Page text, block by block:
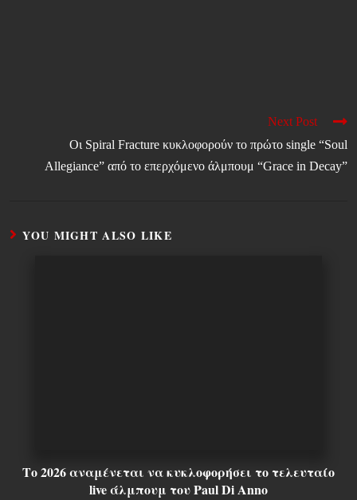
Next Post
Οι Spiral Fracture κυκλοφορούν το πρώτο single “Soul
Allegiance” από το επερχόμενο άλμπουμ “Grace in Decay”
YOU MIGHT ALSO LIKE
Το 2026 αναμένεται να κυκλοφορήσει το τελευταίο
live άλμπουμ του Paul Di Anno